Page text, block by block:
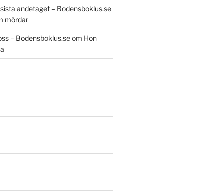
andetaget – Bodensboklus.se
mördar
– Bodensboklus.seom Hon